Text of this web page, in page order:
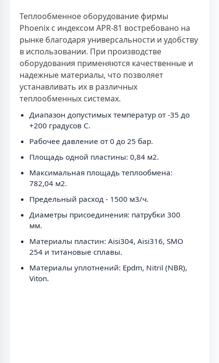
Теплообменное оборудование фирмы
Phoenix с индексом APR-81 востребовано на
рынке благодаря универсальности и удобству
в использовании. При производстве
оборудования применяются качественные и
надежные материалы, что позволяет
устанавливать их в различных
теплообменных системах.
Диапазон допустимых температур от -35 до
+200 градусов C.
Рабочее давление от 0 до 25 бар.
Площадь одной пластины: 0,84 м2.
Максимальная площадь теплообмена:
782,04 м2.
Предельный расход - 1500 м3/ч.
Диаметры присоединения: патрубки 300
мм.
Материалы пластин: Aisi304, Aisi316, SMO
254 и титановые сплавы.
Материалы уплотнений: Epdm, Nitril (NBR),
Viton.